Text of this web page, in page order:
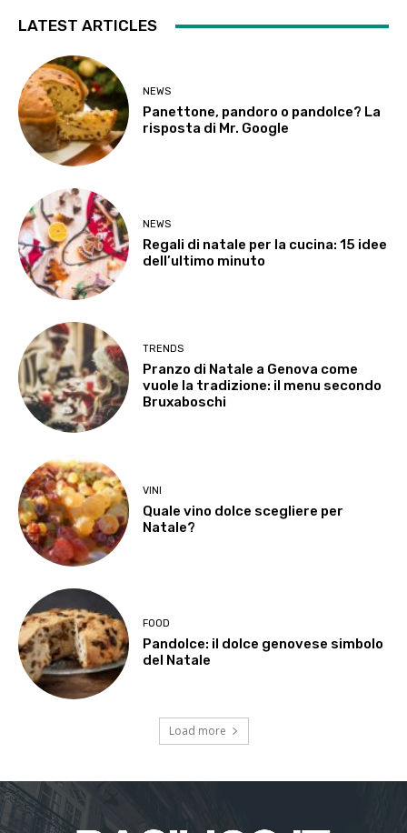
LATEST ARTICLES
NEWS
Panettone, pandoro o pandolce? La
risposta di Mr. Google
NEWS
Regali di natale per la cucina: 15 idee
dell’ultimo minuto
TRENDS
Pranzo di Natale a Genova come
vuole la tradizione: il menu secondo
Bruxaboschi
VINI
Quale vino dolce scegliere per
Natale?
FOOD
Pandolce: il dolce genovese simbolo
del Natale
Load more